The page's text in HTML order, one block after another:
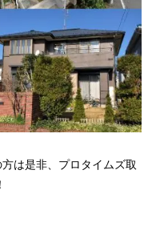
は是非、プロタイムズ取